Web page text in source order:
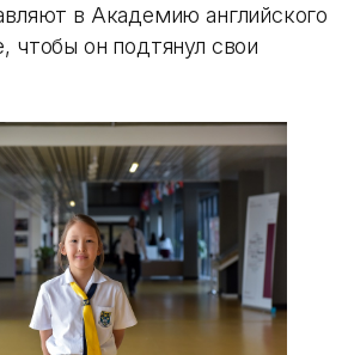
в Академию английского
чтобы он подтянул свои